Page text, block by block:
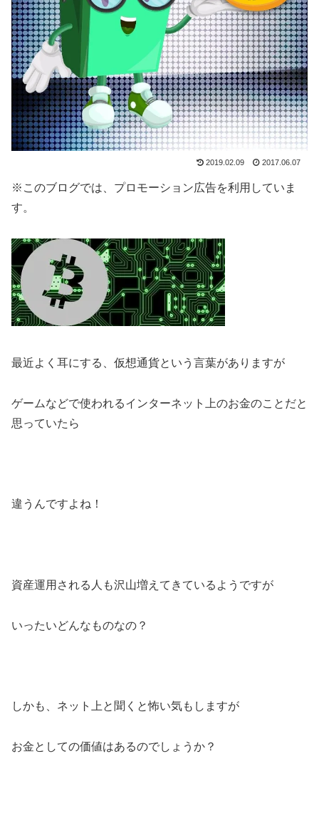
2019.02.09 2017.06.07
※このブログでは、プロモーション広告を利用していま
す。
最近よく耳にする、仮想通貨という言葉がありますが
ゲームなどで使われるインターネット上のお金のことだと
思っていたら
違うんですよね！
資産運用される人も沢山増えてきているようですが
いったいどんなものなの？
しかも、ネット上と聞くと怖い気もしますが
お金としての価値はあるのでしょうか？